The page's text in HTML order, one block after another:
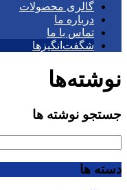
گالری محصولات
درباره ما
تماس با ما
شگفت‌انگیزها
نوشته‌ها
جستجو نوشته ها
دسته ها